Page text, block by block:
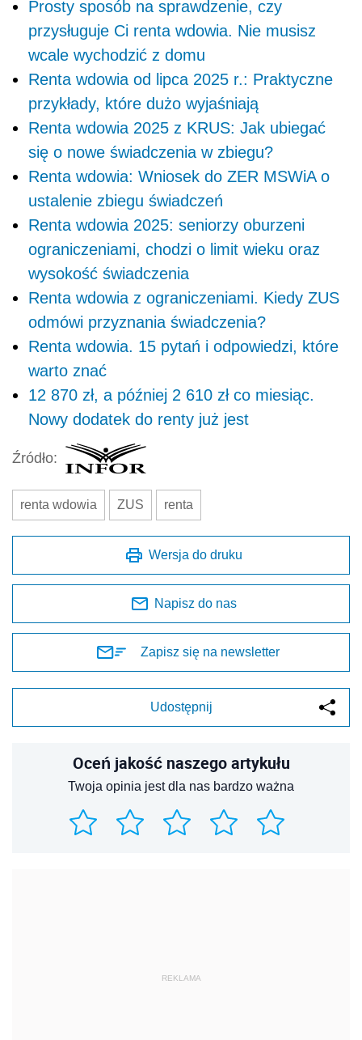
Prosty sposób na sprawdzenie, czy
przysługuje Ci renta wdowia. Nie musisz
wcale wychodzić z domu
Renta wdowia od lipca 2025 r.: Praktyczne
przykłady, które dużo wyjaśniają
Renta wdowia 2025 z KRUS: Jak ubiegać
się o nowe świadczenia w zbiegu?
Renta wdowia: Wniosek do ZER MSWiA o
ustalenie zbiegu świadczeń
Renta wdowia 2025: seniorzy oburzeni
ograniczeniami, chodzi o limit wieku oraz
wysokość świadczenia
Renta wdowia z ograniczeniami. Kiedy ZUS
odmówi przyznania świadczenia?
Renta wdowia. 15 pytań i odpowiedzi, które
warto znać
12 870 zł, a później 2 610 zł co miesiąc.
Nowy dodatek do renty już jest
Źródło:
renta wdowia ZUS renta
Wersja do druku
Napisz do nas
Zapisz się na newsletter
Udostępnij
Oceń jakość naszego artykułu
Twoja opinia jest dla nas bardzo ważna
REKLAMA